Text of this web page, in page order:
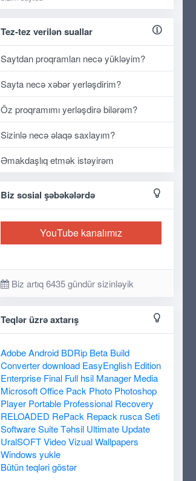
Tez-tez verilən suallar
Saytdan proqramları necə yükləyim?
Sayta necə xəbər yerləşdirim?
Öz proqramımı yerləşdirə bilərəm?
Sizinlə necə əlaqə saxlayım?
Əmakdaşlıq etmək istəyirəm
Biz sosial şəbəkələrdə
YouTube kanalımız
Biz artıq 6435 gündür sizinləyik
Teqlər üzrə axtarış
Adobe Android BDRip Beta Build
Converter download EasyEnglish Edition
Enterprise Final Full hsil Manager Media
Microsoft Office Pack Photo Photoshop
Player Portable Professional Recovery
RELOADED RePack Repack rusca Seti
Software Suite Təhsil Ultimate Update
UralSOFT Video Vizual Wallpapers
Windows yukle
Bütün teqləri göstər